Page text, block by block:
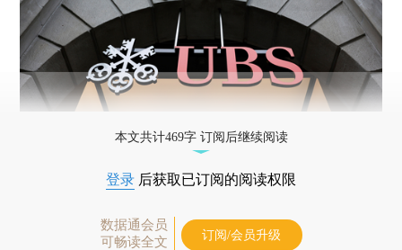
本文共计469字 订阅后继续阅读
登录 后获取已订阅的阅读权限
数据通会员
可畅读全文
订阅/会员升级